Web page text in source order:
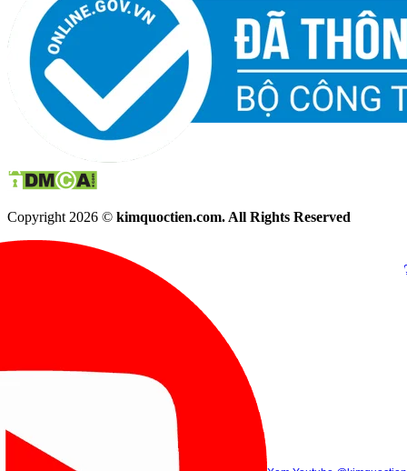
Copyright 2026 © kimquoctien.com. All Rights Reserved
(8h00 - 21h30)
(8h00 -